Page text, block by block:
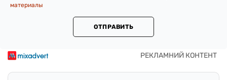
материалы
ОТПРАВИТЬ